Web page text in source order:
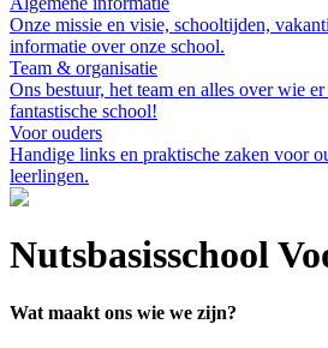
Onze missie en visie, schooltijden,
informatie over onze school.
Team & organisatie
Ons bestuur, het team en alles over wie
fantastische school!
Voor ouders
Handige links en praktische zaken voor
leerlingen.
Nutsbasisschool
Wat maakt ons wie we zijn?